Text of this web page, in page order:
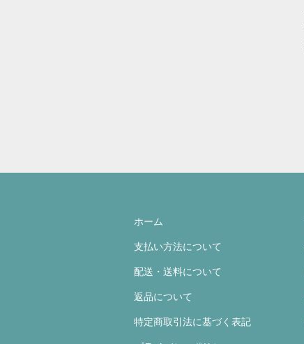
ホーム
支払い方法について
配送・送料について
返品について
特定商取引法に基づく表記